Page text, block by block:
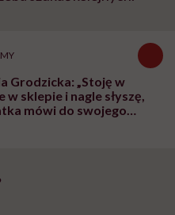
Grodzicka: „Stoję w
w sklepie i nagle słyszę,
mówi do swojego